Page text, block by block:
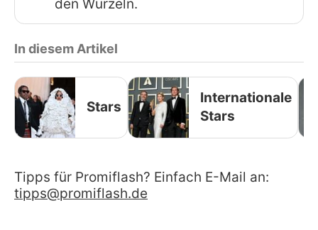
den Wurzeln.
In diesem Artikel
Stars
Internationale
Stars
Tipps für Promiflash? Einfach E-Mail an:
tipps@promiflash.de